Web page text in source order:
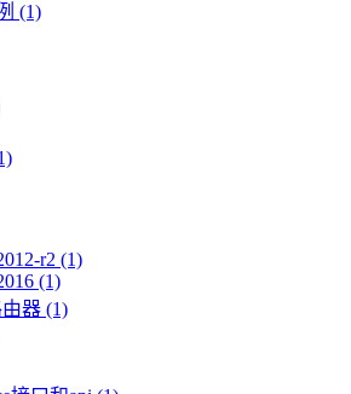
(1)
r2 (1)
(1)
器 (1)